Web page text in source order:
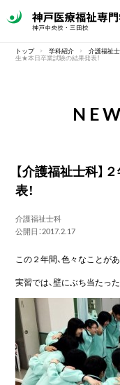
トップ 学科紹介 介護福祉
生★本日卒業試験の結果発表！
【介護福祉士科
表！
介護福祉士科
公開日：2017.2.17
この２年間、色々なことが
実習では、壁にぶち当たっ